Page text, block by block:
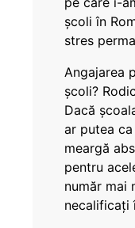
școli în
stres
Angajarea
școli?
Dacă
ar putea
meargă
pentru
număr mai
necalificați